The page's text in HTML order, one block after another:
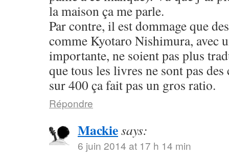
la maison ça me parle.
Par contre, il est dommage que
comme Kyotaro Nishimura, avec
importante, ne soient pas plus
que tous les livres ne sont pas
sur 400 ça fait pas un gros ratio.
Répondre
Mackiesays:
6 juin 2014 at 17 h 14 min